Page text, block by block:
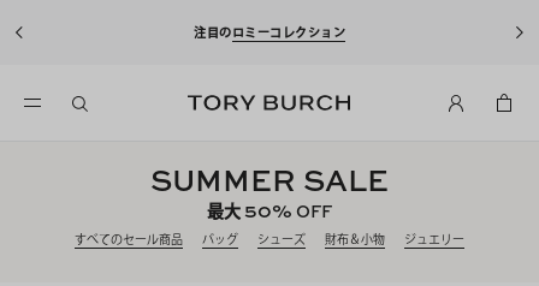
注目のロミーコレクション
SUMMER SALE
最大50% OFF
すべてのセール商品 バッグ シューズ 財布＆小物 ジュエリー